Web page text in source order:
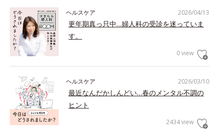
2026/04/13
ヘルスケア
更年期真っ只中…婦人科の受診を迷っていま
す。
0 view
2026/03/10
ヘルスケア
最近なんだかしんどい…春のメンタル不調の
ヒント
2434 view